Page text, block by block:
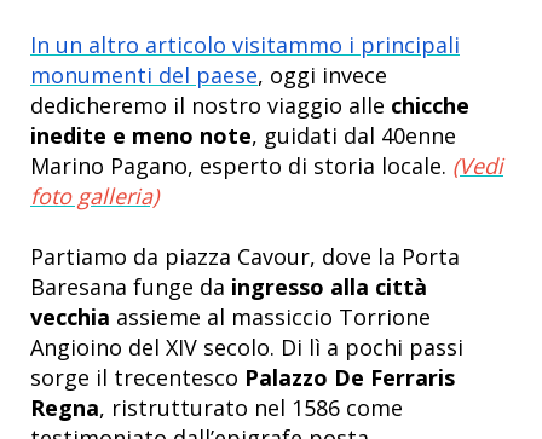
In un altro articolo visitammo i principali
monumenti del paese, oggi invece
dedicheremo il nostro viaggio alle chicche
inedite e meno note, guidati dal 40enne
Marino Pagano, esperto di storia locale. (Vedi
foto galleria)
Partiamo da piazza Cavour, dove la Porta
Baresana funge da ingresso alla città
vecchia assieme al massiccio Torrione
Angioino del XIV secolo. Di lì a pochi passi
sorge il trecentesco Palazzo De Ferraris
Regna, ristrutturato nel 1586 come